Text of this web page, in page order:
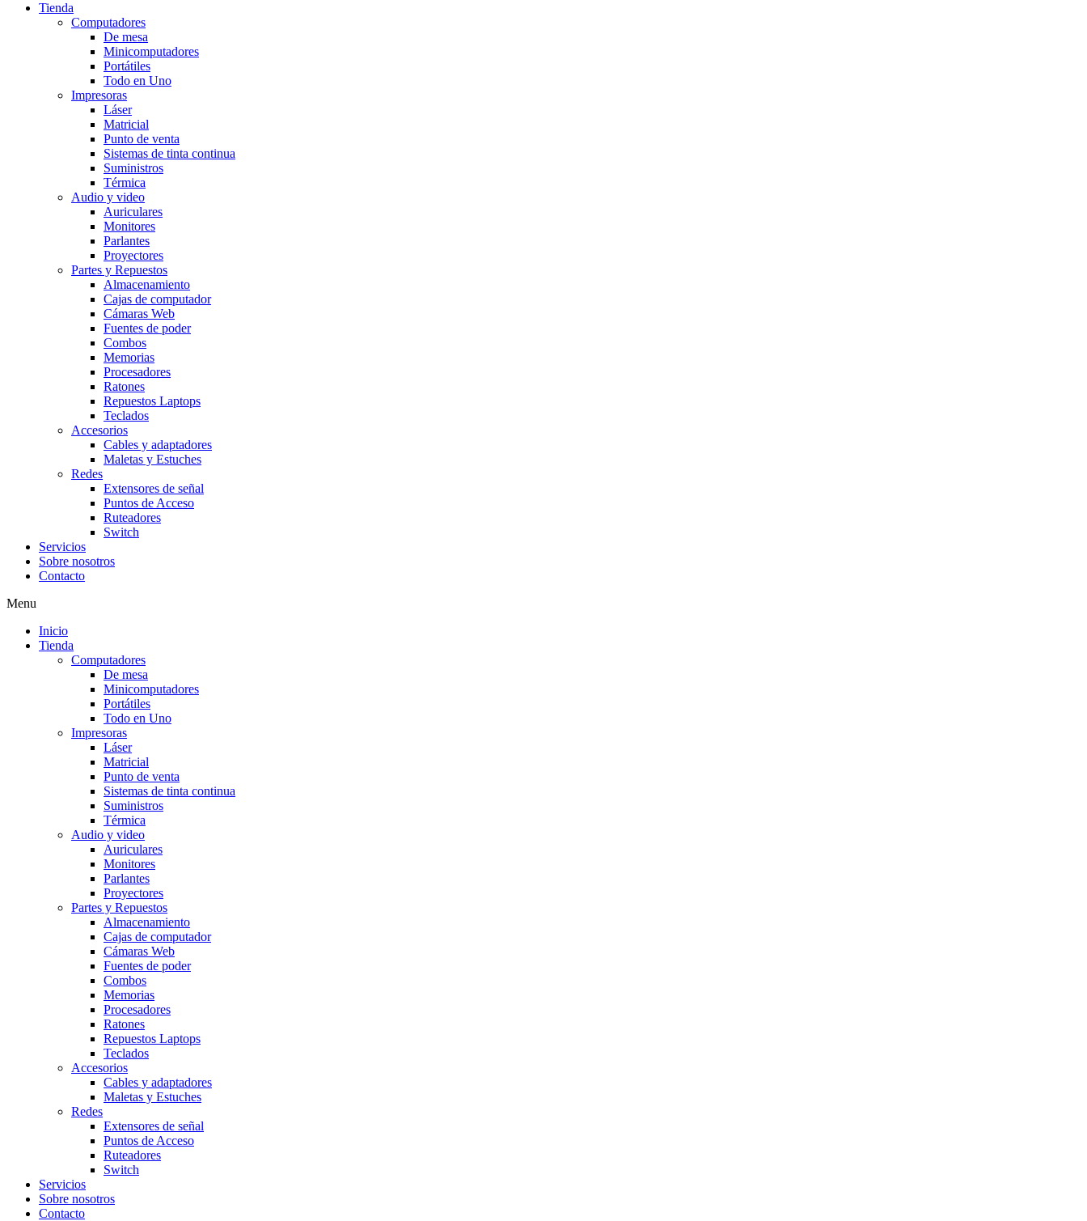
Tienda
Computadores
De mesa
Minicomputadores
Portátiles
Todo en Uno
Impresoras
Láser
Matricial
Punto de venta
Sistemas de tinta continua
Suministros
Térmica
Audio y video
Auriculares
Monitores
Parlantes
Proyectores
Partes y Repuestos
Almacenamiento
Cajas de computador
Cámaras Web
Fuentes de poder
Combos
Memorias
Procesadores
Ratones
Repuestos Laptops
Teclados
Accesorios
Cables y adaptadores
Maletas y Estuches
Redes
Extensores de señal
Puntos de Acceso
Ruteadores
Switch
Servicios
Sobre nosotros
Contacto
Menu
Inicio
Tienda
Computadores
De mesa
Minicomputadores
Portátiles
Todo en Uno
Impresoras
Láser
Matricial
Punto de venta
Sistemas de tinta continua
Suministros
Térmica
Audio y video
Auriculares
Monitores
Parlantes
Proyectores
Partes y Repuestos
Almacenamiento
Cajas de computador
Cámaras Web
Fuentes de poder
Combos
Memorias
Procesadores
Ratones
Repuestos Laptops
Teclados
Accesorios
Cables y adaptadores
Maletas y Estuches
Redes
Extensores de señal
Puntos de Acceso
Ruteadores
Switch
Servicios
Sobre nosotros
Contacto